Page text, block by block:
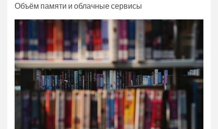
Объём памяти и облачные сервисы